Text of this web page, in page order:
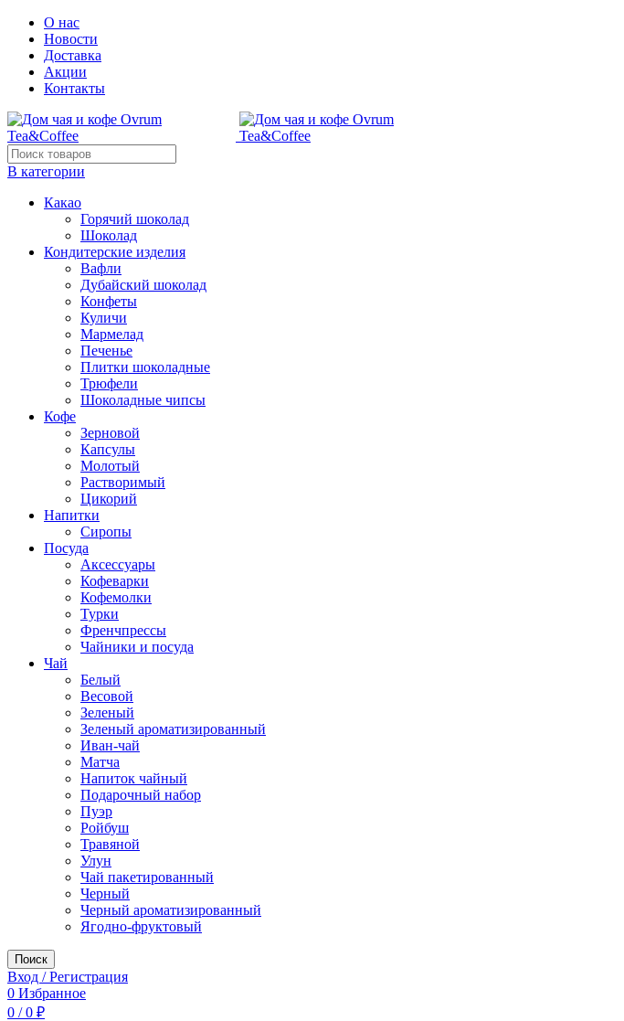
О нас
Новости
Доставка
Акции
Контакты
В категории
Какао
Горячий шоколад
Шоколад
Кондитерские изделия
Вафли
Дубайский шоколад
Конфеты
Куличи
Мармелад
Печенье
Плитки шоколадные
Трюфели
Шоколадные чипсы
Кофе
Зерновой
Капсулы
Молотый
Растворимый
Цикорий
Напитки
Сиропы
Посуда
Аксессуары
Кофеварки
Кофемолки
Турки
Френчпрессы
Чайники и посуда
Чай
Белый
Весовой
Зеленый
Зеленый ароматизированный
Иван-чай
Матча
Напиток чайный
Подарочный набор
Пуэр
Ройбуш
Травяной
Улун
Чай пакетированный
Черный
Черный ароматизированный
Ягодно-фруктовый
Поиск
Вход / Регистрация
0 Избранное
0 / 0 ₽